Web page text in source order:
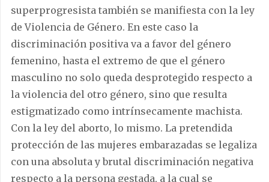
superprogresista también se manifiesta con la ley
de Violencia de Género. En este caso la
discriminación positiva va a favor del género
femenino, hasta el extremo de que el género
masculino no solo queda desprotegido respecto a
la violencia del otro género, sino que resulta
estigmatizado como intrínsecamente machista.
Con la ley del aborto, lo mismo. La pretendida
protección de las mujeres embarazadas se legaliza
con una absoluta y brutal discriminación negativa
respecto a la persona gestada, a la cual se